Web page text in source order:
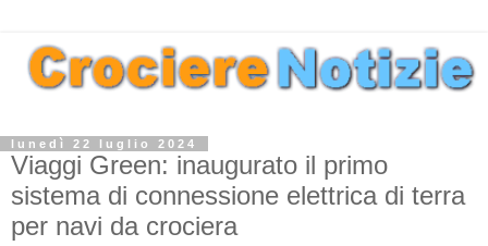
lunedì 22 luglio 2024
Viaggi Green: inaugurato il primo
sistema di connessione elettrica di terra
per navi da crociera